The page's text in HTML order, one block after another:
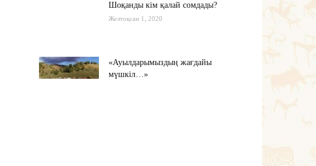
Шоқанды кім қалай сомдады?
Желтоқсан 1, 2020
«Ауылдарымыздың жағдайы
мүшкіл…»